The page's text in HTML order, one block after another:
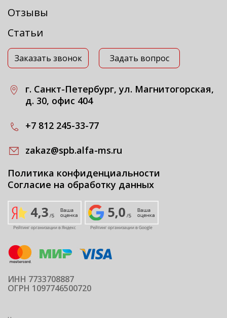
Отзывы
Статьи
Заказать звонок Задать вопрос
г. Санкт-Петербург, ул. Магнитогорская,
д. 30, офис 404
+7 812 245-33-77
zakaz@spb.alfa-ms.ru
Политика конфиденциальности
Согласие на обработку данных
ИНН 7733708887
ОГРН 1097746500720